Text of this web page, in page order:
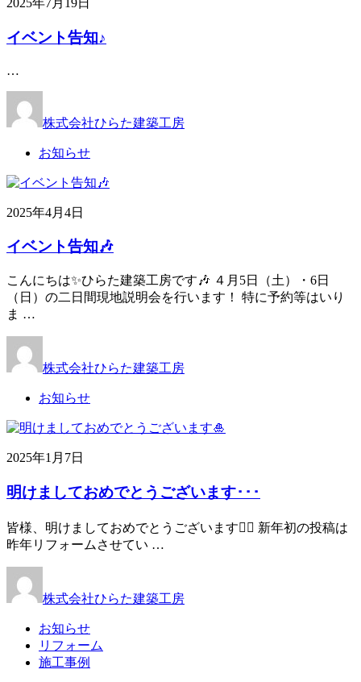
2025年7月19日
イベント告知♪
…
株式会社ひらた建築工房
お知らせ
2025年4月4日
イベント告知🎶
こんにちは✨ひらた建築工房です🎶 ４月5日（土）・6日
（日）の二日間現地説明会を行います！ 特に予約等はいり
ま …
株式会社ひらた建築工房
お知らせ
2025年1月7日
明けましておめでとうございます･･･
皆様、明けましておめでとうございます🙇‍♀️ 新年初の投稿は
昨年リフォームさせてい …
株式会社ひらた建築工房
お知らせ
リフォーム
施工事例